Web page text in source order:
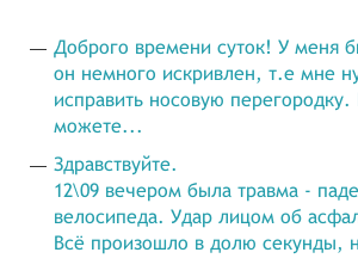
Доброго времени суток! У меня
он немного искривлен, т.е мне
исправить носовую перегородку.
можете...
Здравствуйте.
12\09 вечером была травма -
велосипеда. Удар лицом об
Всё произошло в долю секунды,